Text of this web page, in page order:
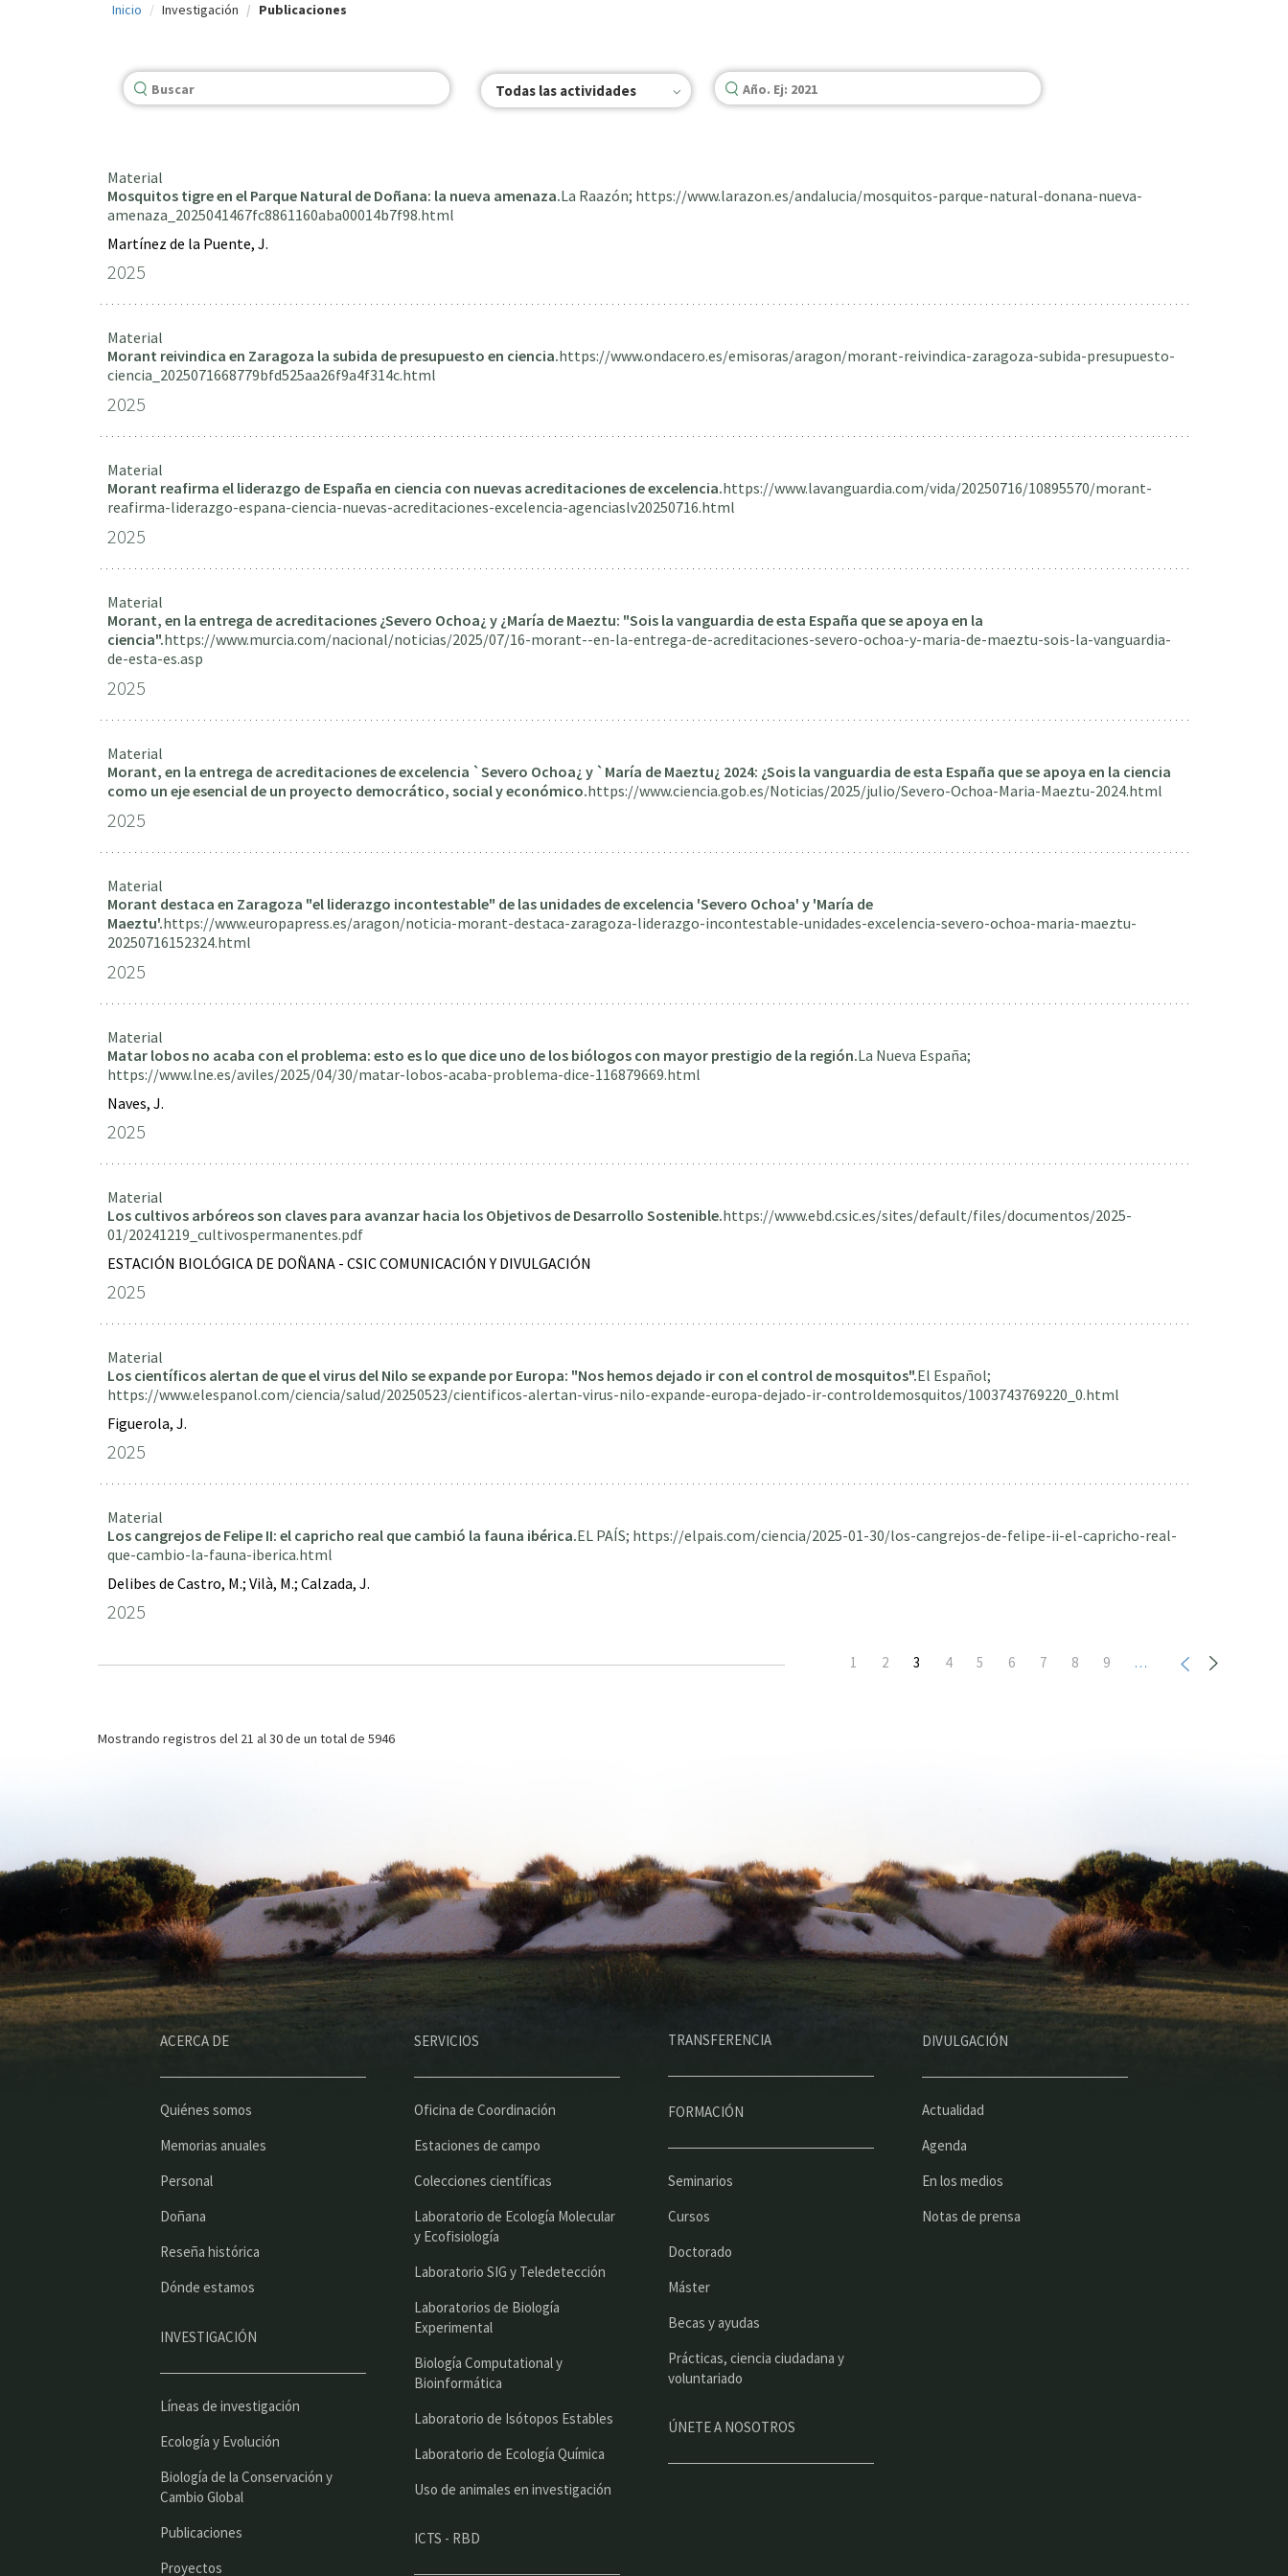
Inicio Investigación Publicaciones
Todas las actividades
Material
Mosquitos tigre en el Parque Natural de Doñana: la nueva amenaza.La Raazón; https://www.larazon.es/andalucia/mosquitos-parque-natural-donana-nueva-
amenaza_2025041467fc8861160aba00014b7f98.html
Martínez de la Puente, J.
2025
Material
Morant reivindica en Zaragoza la subida de presupuesto en ciencia.https://www.ondacero.es/emisoras/aragon/morant-reivindica-zaragoza-subida-presupuesto-
ciencia_2025071668779bfd525aa26f9a4f314c.html
2025
Material
Morant reafirma el liderazgo de España en ciencia con nuevas acreditaciones de excelencia.https://www.lavanguardia.com/vida/20250716/10895570/morant-
reafirma-liderazgo-espana-ciencia-nuevas-acreditaciones-excelencia-agenciaslv20250716.html
2025
Material
Morant, en la entrega de acreditaciones ¿Severo Ochoa¿ y ¿María de Maeztu: "Sois la vanguardia de esta España que se apoya en la
ciencia".https://www.murcia.com/nacional/noticias/2025/07/16-morant--en-la-entrega-de-acreditaciones-severo-ochoa-y-maria-de-maeztu-sois-la-vanguardia-
de-esta-es.asp
2025
Material
Morant, en la entrega de acreditaciones de excelencia `Severo Ochoa¿ y `María de Maeztu¿ 2024: ¿Sois la vanguardia de esta España que se apoya en la ciencia
como un eje esencial de un proyecto democrático, social y económico.https://www.ciencia.gob.es/Noticias/2025/julio/Severo-Ochoa-Maria-Maeztu-2024.html
2025
Material
Morant destaca en Zaragoza "el liderazgo incontestable" de las unidades de excelencia 'Severo Ochoa' y 'María de
Maeztu'.https://www.europapress.es/aragon/noticia-morant-destaca-zaragoza-liderazgo-incontestable-unidades-excelencia-severo-ochoa-maria-maeztu-
20250716152324.html
2025
Material
Matar lobos no acaba con el problema: esto es lo que dice uno de los biólogos con mayor prestigio de la región.La Nueva España;
https://www.lne.es/aviles/2025/04/30/matar-lobos-acaba-problema-dice-116879669.html
Naves, J.
2025
Material
Los cultivos arbóreos son claves para avanzar hacia los Objetivos de Desarrollo Sostenible.https://www.ebd.csic.es/sites/default/files/documentos/2025-
01/20241219_cultivospermanentes.pdf
ESTACIÓN BIOLÓGICA DE DOÑANA - CSIC COMUNICACIÓN Y DIVULGACIÓN
2025
Material
Los científicos alertan de que el virus del Nilo se expande por Europa: "Nos hemos dejado ir con el control de mosquitos".El Español;
https://www.elespanol.com/ciencia/salud/20250523/cientificos-alertan-virus-nilo-expande-europa-dejado-ir-controldemosquitos/1003743769220_0.html
Figuerola, J.
2025
Material
Los cangrejos de Felipe II: el capricho real que cambió la fauna ibérica.EL PAÍS; https://elpais.com/ciencia/2025-01-30/los-cangrejos-de-felipe-ii-el-capricho-real-
que-cambio-la-fauna-iberica.html
Delibes de Castro, M.; Vilà, M.; Calzada, J.
2025
Page
1 Page
2
Página
3 Page
4 Page
5 Page
6 Page
7 Page
8 Page
9 …
Mostrando registros del 21 al 30de un total de 5946
ACERCA DE
Quiénes somos
Memorias anuales
Personal
Doñana
Reseña histórica
Dónde estamos
INVESTIGACIÓN
Líneas de investigación
Ecología y Evolución
Biología de la Conservación y
Cambio Global
Publicaciones
Proyectos
SERVICIOS
Oficina de Coordinación
Estaciones de campo
Colecciones científicas
Laboratorio de Ecología Molecular
y Ecofisiología
Laboratorio SIG y Teledetección
Laboratorios de Biología
Experimental
Biología Computational y
Bioinformática
Laboratorio de Isótopos Estables
Laboratorio de Ecología Química
Uso de animales en investigación
ICTS - RBD
TRANSFERENCIA
FORMACIÓN
Seminarios
Cursos
Doctorado
Máster
Becas y ayudas
Prácticas, ciencia ciudadana y
voluntariado
ÚNETE A NOSOTROS
DIVULGACIÓN
Actualidad
Agenda
En los medios
Notas de prensa